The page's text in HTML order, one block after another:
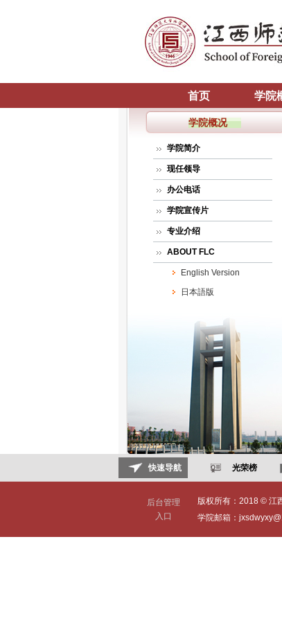
首页 学院
学院概况
学院简介
现任领导
办公电话
学院宣传片
专业介绍
ABOUT FLC
English Version
日本語版
快速导航 光荣榜
后台管理
入口
版权所有：2018 © 江
学院邮箱：